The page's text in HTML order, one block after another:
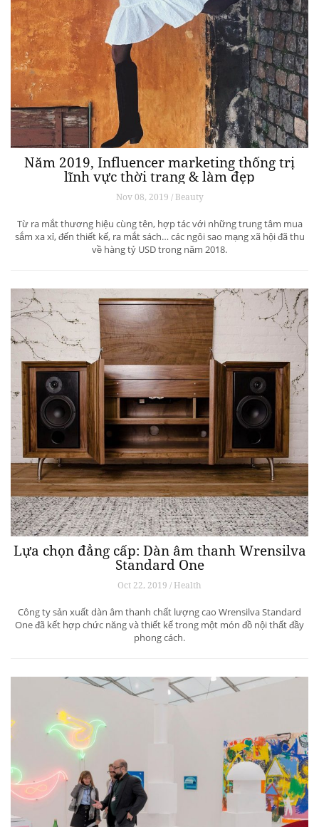
Năm 2019, Influencer marketing thống trị
lĩnh vực thời trang & làm đẹp
Nov 08, 2019 / Beauty
Từ ra mắt thương hiệu cùng tên, hợp tác với những trung tâm mua
sắm xa xỉ, đến thiết kế, ra mắt sách… các ngôi sao mạng xã hội đã thu
về hàng tỷ USD trong năm 2018.
Lựa chọn đẳng cấp: Dàn âm thanh Wrensilva
Standard One
Oct 22, 2019 / Health
Công ty sản xuất dàn âm thanh chất lượng cao Wrensilva Standard
One đã kết hợp chức năng và thiết kế trong một món đồ nội thất đầy
phong cách.